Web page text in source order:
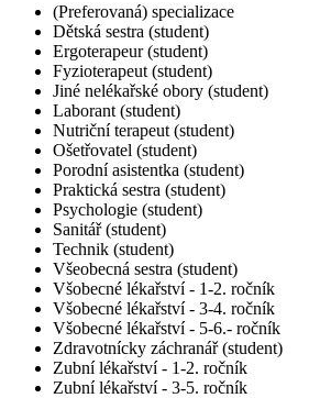
(Preferovaná) specializace
Dětská sestra (student)
Ergoterapeur (student)
Fyzioterapeut (student)
Jiné nelékařské obory (student)
Laborant (student)
Nutriční terapeut (student)
Ošetřovatel (student)
Porodní asistentka (student)
Praktická sestra (student)
Psychologie (student)
Sanitář (student)
Technik (student)
Všeobecná sestra (student)
Všobecné lékařství - 1-2. ročník
Všobecné lékařství - 3-4. ročník
Všobecné lékařství - 5-6.- ročník
Zdravotnícky záchranář (student)
Zubní lékařství - 1-2. ročník
Zubní lékařství - 3-5. ročník